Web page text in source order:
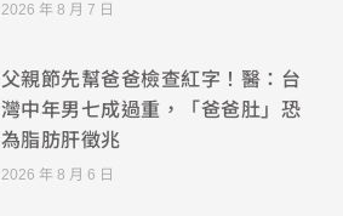
2026 年 8 月 7 日
父親節先幫爸爸檢查紅字！醫：台
灣中年男七成過重，「爸爸肚」恐
為脂肪肝徵兆
2026 年 8 月 6 日